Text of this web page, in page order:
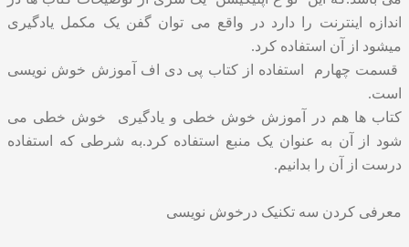
اندازه اینترنت را دارد در واقع می توان گفن یک مکمل یادگیری
میشود از آن استفاده کرد.
قسمت چهارم استفاده از کتاب پی دی اف آموزش خوش نویسی
است.
کتاب ها هم در آموزش خوش خطی و یادگیری خوش خطی می
شود از آن به عنوان یک منبع استفاده کرد.به شرطی که استفاده
درست از آن را بدانیم.
معرفی کردن سه تکنیک درخوش نویسی